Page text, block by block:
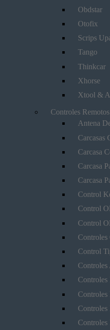
Obdstar
Otofix
Scrips
Tango
Thinkcar
Xhorse
Xtool &
Controles Remotos
Antena
Carcasas
Carcasa
Carcasa
Carcasa
Control
Control
Control
Control
Controles
Controles
Controles
Controles